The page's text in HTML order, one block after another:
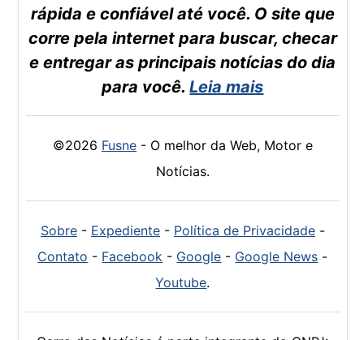
rápida e confiável até você. O site que
corre pela internet para buscar, checar
e entregar as principais notícias do dia
para você.Leia mais
©2026 Fusne- O melhor da Web, Motor e
Notícias.
Sobre- Expediente- Política de Privacidade-
Contato - Facebook - Google - Google News -
Youtube.